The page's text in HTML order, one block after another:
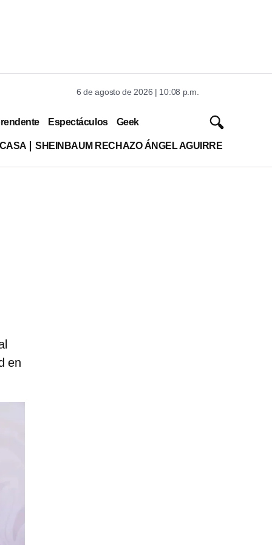
6 de agosto de 2026 | 10:08 p.m.
Espectáculos Geek
SHEINBAUM RECHAZO ÁNGEL AGUIRRE
en